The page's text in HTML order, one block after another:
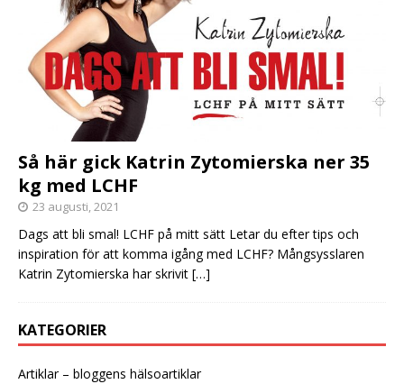
Så här gick Katrin Zytomierska ner 35
kg med LCHF
23 augusti, 2021
Dags att bli smal! LCHF på mitt sätt Letar du efter tips och
inspiration för att komma igång med LCHF? Mångsysslaren
Katrin Zytomierska har skrivit […]
KATEGORIER
Artiklar – bloggens hälsoartiklar